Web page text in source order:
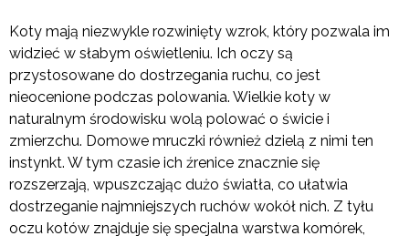
Koty mają niezwykle rozwinięty wzrok, który pozwala im
widzieć w słabym oświetleniu. Ich oczy są
przystosowane do dostrzegania ruchu, co jest
nieocenione podczas polowania. Wielkie koty w
naturalnym środowisku wolą polować o świcie i
zmierzchu. Domowe mruczki również dzielą z nimi ten
instynkt. W tym czasie ich źrenice znacznie się
rozszerzają, wpuszczając dużo światła, co ułatwia
dostrzeganie najmniejszych ruchów wokół nich. Z tyłu
oczu kotów znajduje się specjalna warstwa komórek,